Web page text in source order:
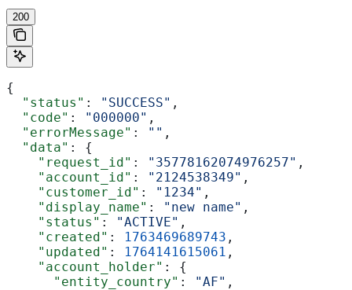
200
{
  "status"
: "SUCCESS" ,
  "code"
: "000000" ,
  "errorMessage"
: "" ,
  "data"
: {
    "request_id"
: "35778162074976257" ,
    "account_id"
: "2124538349" ,
    "customer_id"
: "1234" ,
    "display_name"
: "new name" ,
    "status"
: "ACTIVE" ,
    "created"
: 1763469689743 ,
    "updated"
: 1764141615061 ,
    "account_holder"
: {
      "entity_country"
: "AF" ,